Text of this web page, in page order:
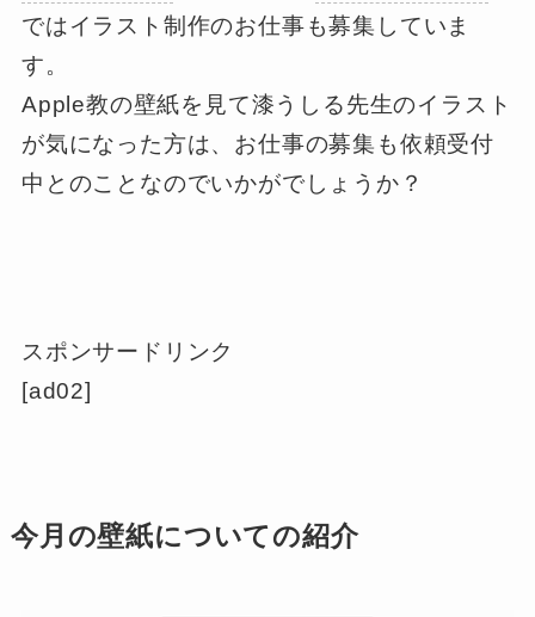
ではイラスト制作のお仕事も募集していま
す。
Apple教の壁紙を見て漆うしる先生のイラスト
が気になった方は、お仕事の募集も依頼受付
中とのことなのでいかがでしょうか？
スポンサードリンク
[ad02]
今月の壁紙についての紹介